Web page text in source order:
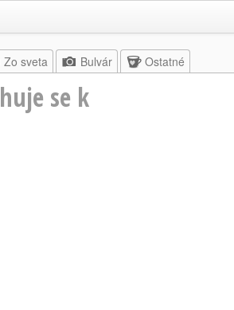
Zo sveta Bulvár Ostatné
se k